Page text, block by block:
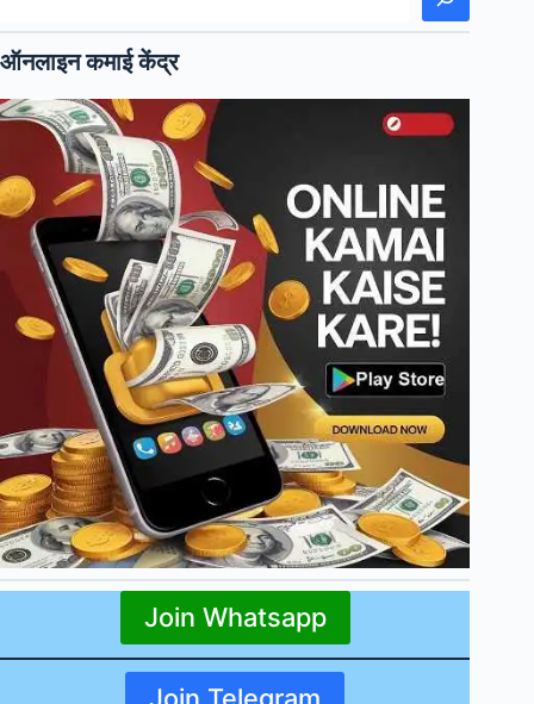
ऑनलाइन कमाई केंद्र
Join Whatsapp